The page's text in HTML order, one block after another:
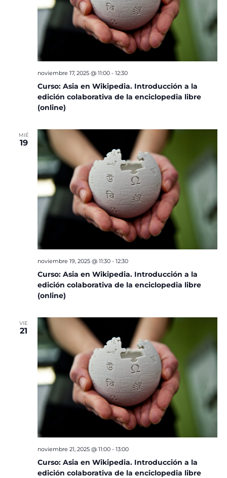
Curso: Asia en Wikipedia. Introducción a la
edición colaborativa de la enciclopedia libre
(online)
noviembre 17, 2025 @ 11:00- 12:30
MIÉ
19
Curso: Asia en Wikipedia. Introducción a la
edición colaborativa de la enciclopedia libre
(online)
noviembre 19, 2025 @ 11:30- 12:30
VIE
21
Curso: Asia en Wikipedia. Introducción a la
edición colaborativa de la enciclopedia libre
noviembre 21, 2025 @ 11:00- 13:00